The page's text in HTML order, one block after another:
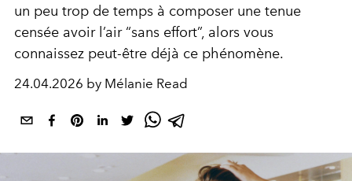
un peu trop de temps à composer une tenue
censée avoir l’air “sans effort”, alors vous
connaissez peut-être déjà ce phénomène.
24.04.2026 by Mélanie Read